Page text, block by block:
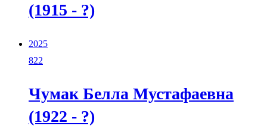
(1915 - ?)
2025
822
Чумак Белла Мустафаевна
(1922 - ?)